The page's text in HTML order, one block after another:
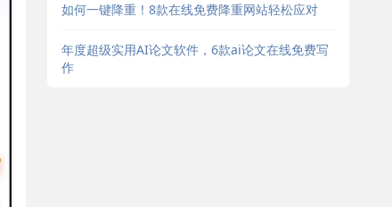
如何一键降重！8款在线免费降重网站轻松应对
年度超级实用AI论文软件，6款ai论文在线免费写
作